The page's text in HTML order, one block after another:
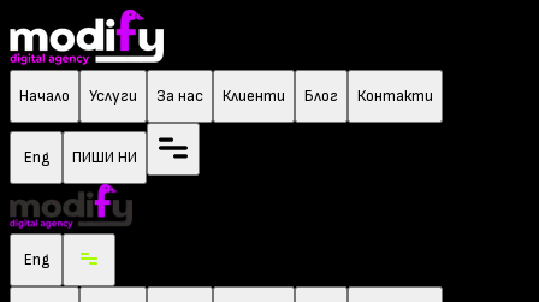
Начало Услуги За нас Клиенти Блог Контакти
Eng ПИШИ НИ
Eng